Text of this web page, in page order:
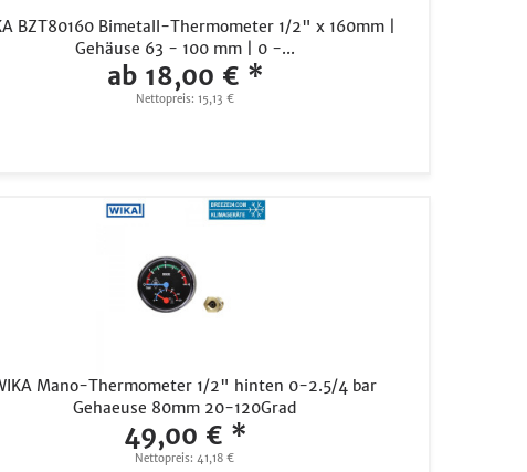
BZT80160 Bimetall-Thermometer 1/2" x 160mm |
Gehäuse 63 - 100 mm | 0 -...
ab 18,00 € *
Nettopreis: 15,13 €
Mano-Thermometer 1/2" hinten 0-2.5/4 bar
Gehaeuse 80mm 20-120Grad
49,00 € *
Nettopreis: 41,18 €